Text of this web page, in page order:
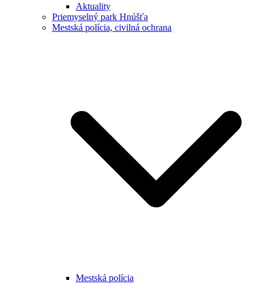
Aktuality
Priemyselný park Hnúšťa
Mestská polícia, civilná ochrana
Mestská polícia